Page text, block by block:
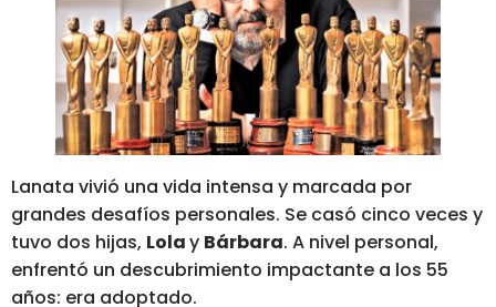
Lanata vivió una vida intensa y marcada por
grandes desafíos personales. Se casó cinco veces y
tuvo dos hijas, Lolay Bárbara. A nivel personal,
enfrentó un descubrimiento impactante a los 55
años: era adoptado.